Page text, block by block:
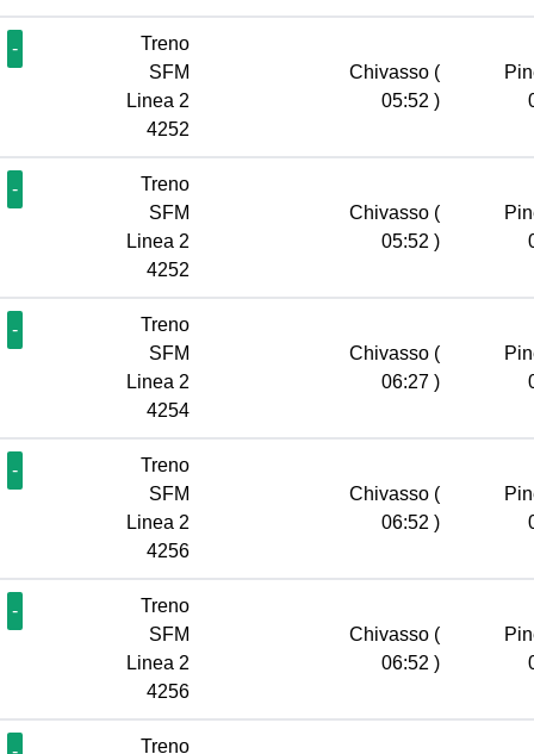
-
Treno
SFM
Linea 2
4252
Chivasso (
05:52 )
-
Treno
SFM
Linea 2
4252
Chivasso (
05:52 )
-
Treno
SFM
Linea 2
4254
Chivasso (
06:27 )
-
Treno
SFM
Linea 2
4256
Chivasso (
06:52 )
-
Treno
SFM
Linea 2
4256
Chivasso (
06:52 )
Treno